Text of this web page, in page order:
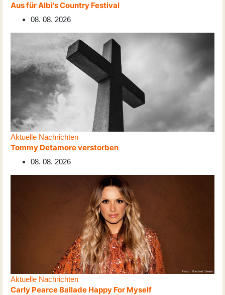
Aus für Albi's Country Festival
08. 08. 2026
Aktuelle Nachrichten
Tommy Detamore verstorben
08. 08. 2026
Aktuelle Nachrichten
Carly Pearce Ballade Happy For Myself